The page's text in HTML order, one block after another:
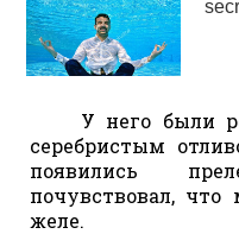
У него были
серебристым
появились
почувствовал, что
желе.